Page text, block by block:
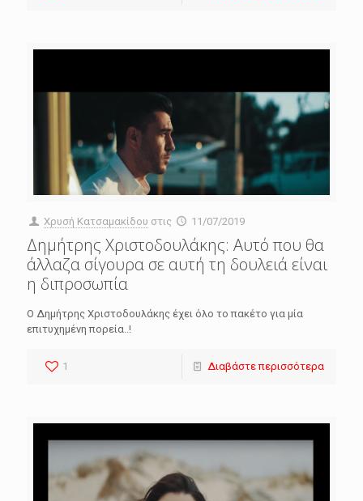
Χρυσή Κατσαμακίδου στις 11/07/2019
Δημήτρης Χριστοδουλάκης: Αυτό που θα
άλλαζα σίγουρα σε αυτή τη δουλειά είναι
η διπροσωπία
Ο Δημήτρης Χριστοδουλάκης έχει όλο το πακέτο για μία
επιτυχημένη πορεία..!
1 Διαβάστε περισσότερα